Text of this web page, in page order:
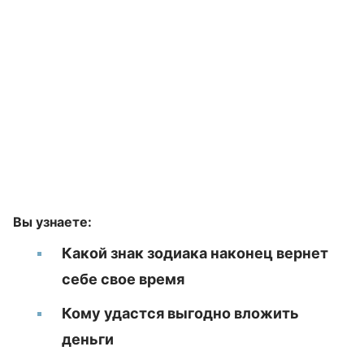
Вы узнаете:
Какой знак зодиака наконец вернет
себе свое время
Кому удастся выгодно вложить
деньги